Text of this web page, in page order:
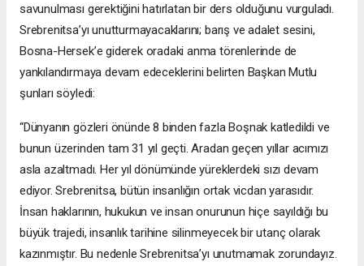
savunulması gerektiğini hatırlatan bir ders olduğunu vurguladı.
Srebrenitsa’yı unutturmayacaklarını; barış ve adalet sesini,
Bosna-Hersek’e giderek oradaki anma törenlerinde de
yankılandırmaya devam edeceklerini belirten Başkan Mutlu
şunları söyledi:
“Dünyanın gözleri önünde 8 binden fazla Boşnak katledildi ve
bunun üzerinden tam 31 yıl geçti. Aradan geçen yıllar acımızı
asla azaltmadı. Her yıl dönümünde yüreklerdeki sızı devam
ediyor. Srebrenitsa, bütün insanlığın ortak vicdan yarasıdır.
İnsan haklarının, hukukun ve insan onurunun hiçe sayıldığı bu
büyük trajedi, insanlık tarihine silinmeyecek bir utanç olarak
kazınmıştır. Bu nedenle Srebrenitsa’yı unutmamak zorundayız.